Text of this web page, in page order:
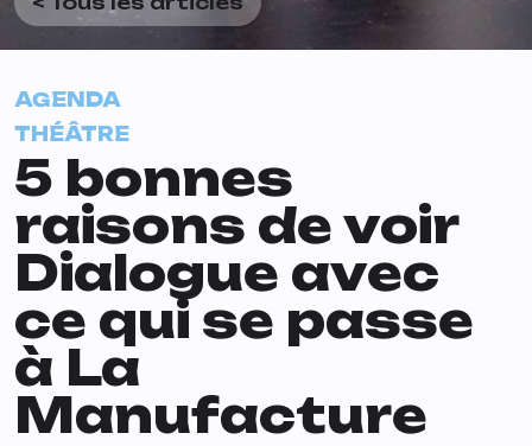
AGENDA
THÉÂTRE
5 bonnes
raisons de voir
Dialogue avec
ce qui se passe
à La
Manufacture